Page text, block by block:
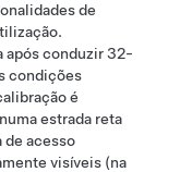
de
após conduzir32-
condições
é
estrada reta
de acesso
visíveis (na